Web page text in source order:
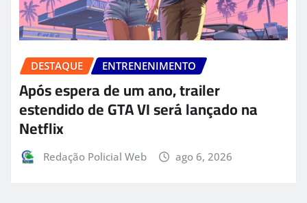
DESTAQUE ENTRENENIMENTO
Após espera de um ano, trailer
estendido de GTA VI será lançado na
Netflix
Redação Policial Web ago 6, 2026